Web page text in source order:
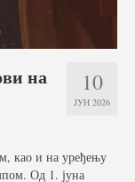
10
ЈУН 2026
на
као и на уређењу
Од 1. јуна